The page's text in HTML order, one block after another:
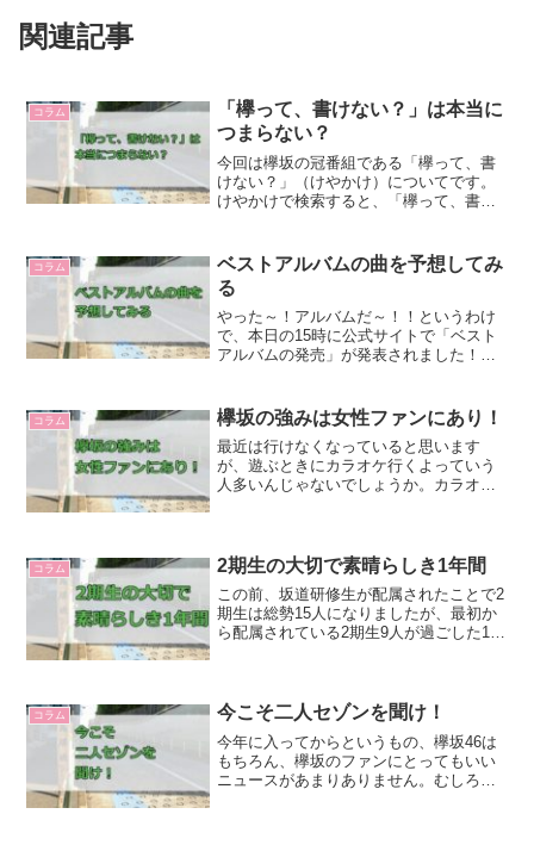
関連記事
コラム
「欅って、書けない？」は本当に
つまらない？
今回は欅坂の冠番組である「欅って、書
けない？」（けやかけ）についてです。
けやかけで検索すると、「欅って、書け
という話が多く出ているようなのです。
しかし、これは本当にそう...
コラム
ベストアルバムの曲を予想してみ
る
やった～！アルバムだ～！！というわけ
で、本日の15時に公式サイトで「ベスト
アルバムの発売」が発表されました！嬉
うと思います。ま、ほぼほぼ当たらない
んで、「そういう考えも...
コラム 欅坂の強みは女性ファンにあり！
最近は行けなくなっていると思います
が、遊ぶときにカラオケ行くよっていう
人多いんじゃないでしょうか。カラオケ
ね！ってなわけで、カラオケ...
コラム 2期生の大切で素晴らしき1年間
この前、坂道研修生が配属されたことで2
期生は総勢15人になりましたが、最初か
ら配属されている2期生9人が過ごした1年
ことはできま...
コラム 今こそ二人セゾンを聞け！
今年に入ってからというもの、欅坂46は
もちろん、欅坂のファンにとってもいい
ニュースがあまりありません。むしろ、